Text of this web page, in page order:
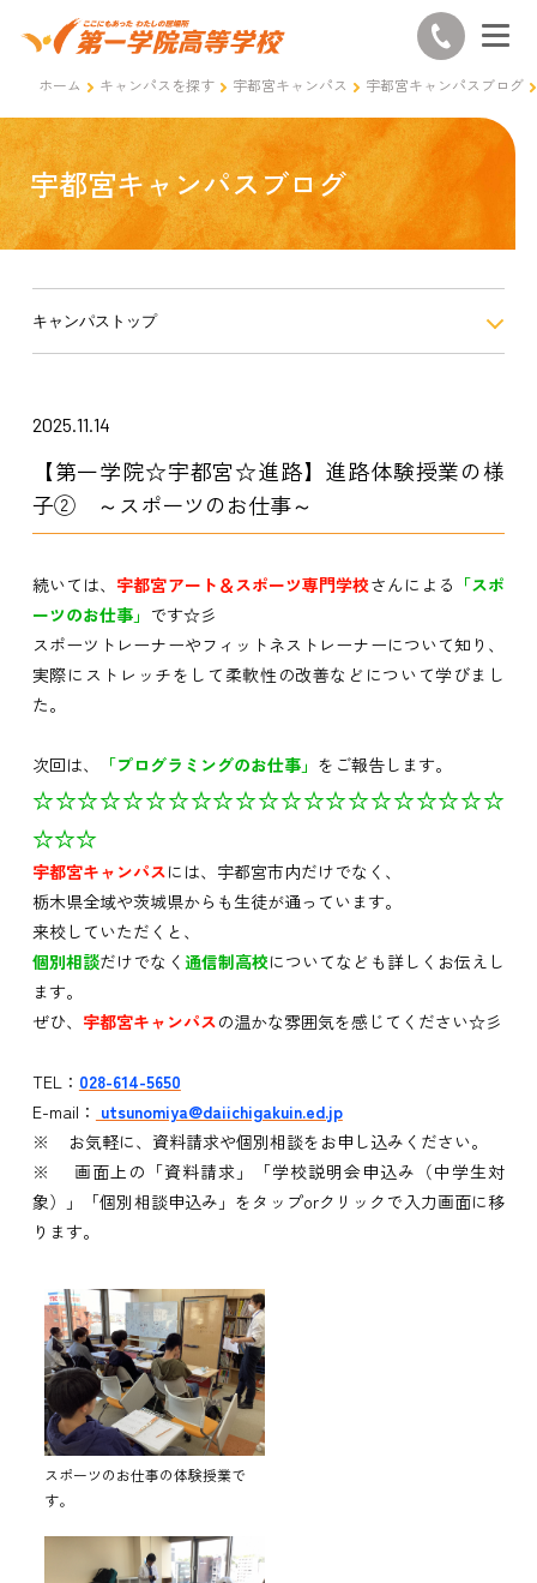
ホーム キャンパスを探す 宇都宮キャンパス 宇都宮キャンパスブログ
宇都宮キャンパスブログ
キャンパストップ
2025.11.14
【第一学院☆宇都宮☆進路】進路体験授業の様
子② ～スポーツのお仕事～
続いては、 宇都宮アート＆スポーツ専門学校さんによる 「スポ
ーツのお仕事」 です☆彡
スポーツトレーナーやフィットネストレーナーについて知り、
実際にストレッチをして柔軟性の改善などについて学びまし
た。
次回は、 「プログラミングのお仕事」 をご報告します。
☆☆☆☆☆☆☆☆☆☆☆☆☆☆☆☆☆☆☆☆☆
☆☆☆
宇都宮キャンパスには、宇都宮市内だけでなく、
栃木県全域や茨城県からも生徒が通っています。
来校していただくと、
個別相談だけでなく 通信制高校についてなども詳しくお伝えし
ます。
ぜひ、 宇都宮キャンパスの温かな雰囲気を感じてください☆彡
TEL： 028-614-5650
E-mail： utsunomiya@daiichigakuin.ed.jp
※ お気軽に、資料請求や個別相談をお申し込みください。
※ 画面上の「資料請求」「学校説明会申込み（中学生対
象）」「個別相談申込み」をタップorクリックで入力画面に移
ります。
スポーツのお仕事の体験授業で
す。